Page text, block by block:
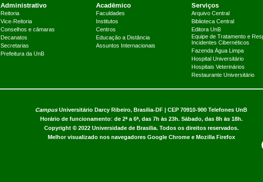
Administrativo
Reitoria
Vice-Reitoria
Conselhos e câmaras
Decanatos
Secretarias
Prefeitura da UnB
Acadêmico
Faculdades
Institutos
Centros
Educação a Distância
Assuntos Internacionais
Serviços
Arquivo Central
Biblioteca Central
Editora UnB
Equipe de Tratamento e
Incidentes Cibernéticos
Fazenda Água Limpa
Hospital Universitário
Hospitais Veterinários
Restaurante Universitário
CampusUniversitário Darcy Ribeiro, Brasília-DF | CEP 70910-900 Telefones UnB
Horário de funcionamento: de 2ª a 6ª, das 7h às 23h. Sábado, das 8h às 18h.
Copyright © 2022 Universidade de Brasília. Todos os direitos reservados.
Melhor visualizado nos navegadores Google Chrome e Mozilla Firefox